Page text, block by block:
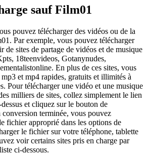
sauf Film01
pouvez télécharger des vidéos ou de la
Par exemple, vous pouvez télécharger
de sites de partage de vidéos et de musique
18teenvideos, Gotanynudes,
En plus de ces sites, vous
et mp4 rapides, gratuits et illimités à
Pour télécharger une vidéo et une musique
milliers de sites, collez simplement le lien
et cliquez sur le bouton de
terminée, vous pouvez
fichier approprié dans les options de
le fichier sur votre téléphone, tablette
voir certains sites pris en charge par
ci-dessous.